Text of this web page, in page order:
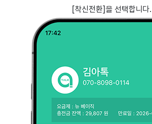
[착신전환]을 선택합니다.